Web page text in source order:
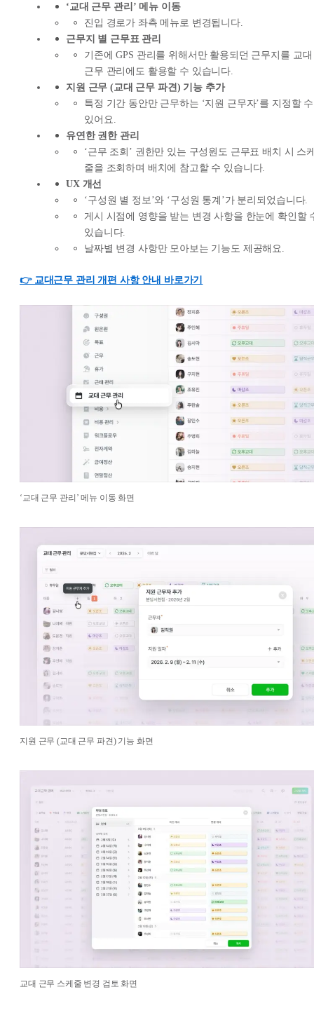
‘교대 근무 관리’ 메뉴 이동
진입 경로가 좌측 메뉴로 변경됩니다.
근무지 별 근무표 관리
기존에 GPS 관리를 위해서만 활용되던 근무지를 교대
근무 관리에도 활용할 수 있습니다.
지원 근무 (교대 근무 파견) 기능 추가
특정 기간 동안만 근무하는 ‘지원 근무자’를 지정할 수
있어요.
유연한 권한 관리
‘근무 조회’ 권한만 있는 구성원도 근무표 배치 시 스
줄을 조회하며 배치에 참고할 수 있습니다.
UX 개선
‘구성원 별 정보’와 ‘구성원 통계’가 분리되었습니다.
게시 시점에 영향을 받는 변경 사항을 한눈에 확인할
있습니다.
날짜별 변경 사항만 모아보는 기능도 제공해요.
👉 교대근무 관리 개편 사항 안내 바로가기
‘교대 근무 관리’ 메뉴 이동 화면
지원 근무 (교대 근무 파견) 기능 화면
교대 근무 스케줄 변경 검토 화면